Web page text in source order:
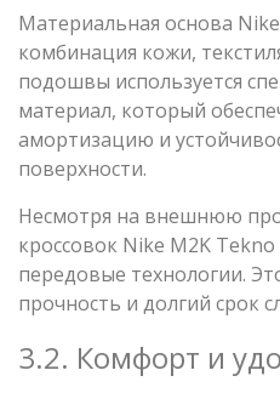
Материальная основа
комбинация кожи,
подошвы используется
материал, который
амортизацию и
поверхности.
Несмотря на внешнюю
кроссовок Nike M2K
передовые технологии.
прочность и долгий срок
3.2. Комфорт и